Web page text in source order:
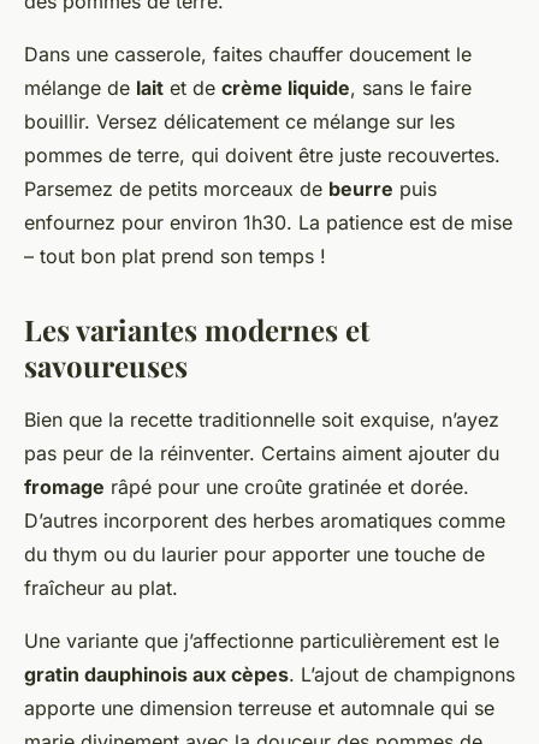
Dans une casserole, faites chauffer doucement le
mélange de lait et de crème liquide, sans le faire
bouillir. Versez délicatement ce mélange sur les
pommes de terre, qui doivent être juste recouvertes.
Parsemez de petits morceaux de beurre puis
enfournez pour environ 1h30. La patience est de mise
– tout bon plat prend son temps !
Les variantes modernes et
savoureuses
Bien que la recette traditionnelle soit exquise, n’ayez
pas peur de la réinventer. Certains aiment ajouter du
fromage râpé pour une croûte gratinée et dorée.
D’autres incorporent des herbes aromatiques comme
du thym ou du laurier pour apporter une touche de
fraîcheur au plat.
Une variante que j’affectionne particulièrement est le
gratin dauphinois aux cèpes. L’ajout de champignons
apporte une dimension terreuse et automnale qui se